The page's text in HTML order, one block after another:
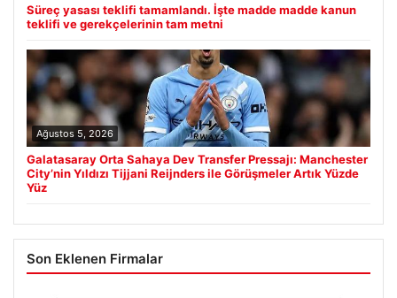
Süreç yasası teklifi tamamlandı. İşte madde madde kanun
teklifi ve gerekçelerinin tam metni
Ağustos 5, 2026
Galatasaray Orta Sahaya Dev Transfer Pressajı: Manchester
City’nin Yıldızı Tijjani Reijnders ile Görüşmeler Artık Yüzde
Yüz
Son Eklenen Firmalar